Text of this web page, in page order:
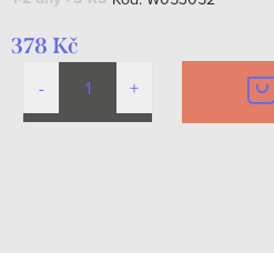
378 Kč